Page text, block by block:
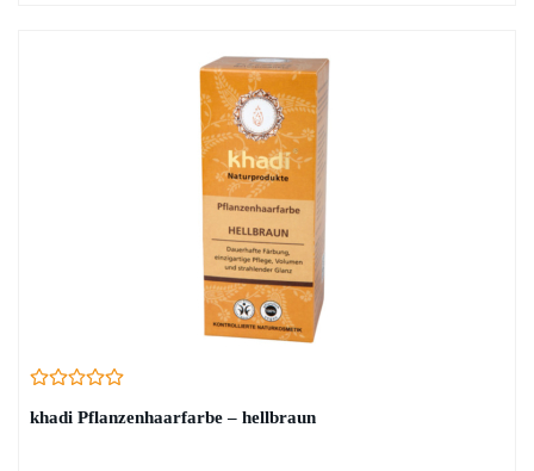
khadi Pflanzenhaarfarbe – hellbraun